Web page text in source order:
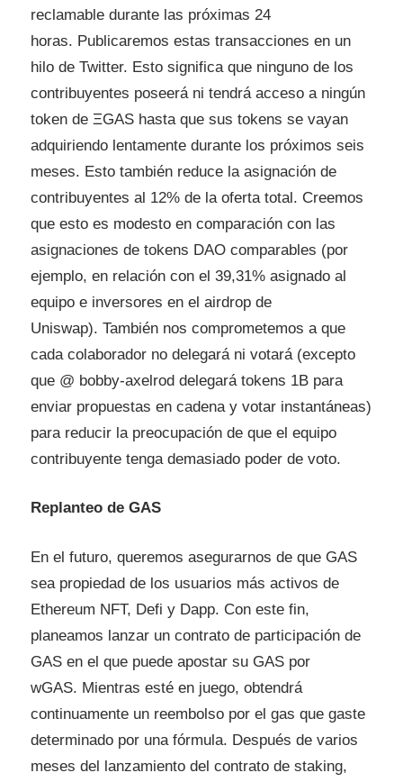
reclamable durante las próximas 24
horas. Publicaremos estas transacciones en un
hilo de Twitter. Esto significa que ninguno de los
contribuyentes poseerá ni tendrá acceso a ningún
token de ΞGAS hasta que sus tokens se vayan
adquiriendo lentamente durante los próximos seis
meses. Esto también reduce la asignación de
contribuyentes al 12% de la oferta total. Creemos
que esto es modesto en comparación con las
asignaciones de tokens DAO comparables (por
ejemplo, en relación con el 39,31% asignado al
equipo e inversores en el airdrop de
Uniswap). También nos comprometemos a que
cada colaborador no delegará ni votará (excepto
que @ bobby-axelrod delegará tokens 1B para
enviar propuestas en cadena y votar instantáneas)
para reducir la preocupación de que el equipo
contribuyente tenga demasiado poder de voto.
Replanteo de GAS
En el futuro, queremos asegurarnos de que GAS
sea propiedad de los usuarios más activos de
Ethereum NFT, Defi y Dapp. Con este fin,
planeamos lanzar un contrato de participación de
GAS en el que puede apostar su GAS por
wGAS. Mientras esté en juego, obtendrá
continuamente un reembolso por el gas que gaste
determinado por una fórmula. Después de varios
meses del lanzamiento del contrato de staking,